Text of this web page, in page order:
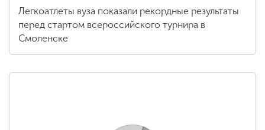
Легкоатлеты вуза показали рекордные результаты
перед стартом всероссийского турнира в
Смоленске